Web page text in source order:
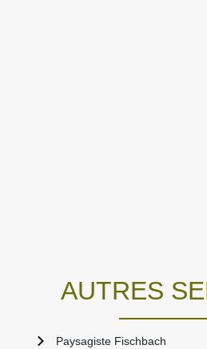
AUTRES
Paysagiste Fischbach